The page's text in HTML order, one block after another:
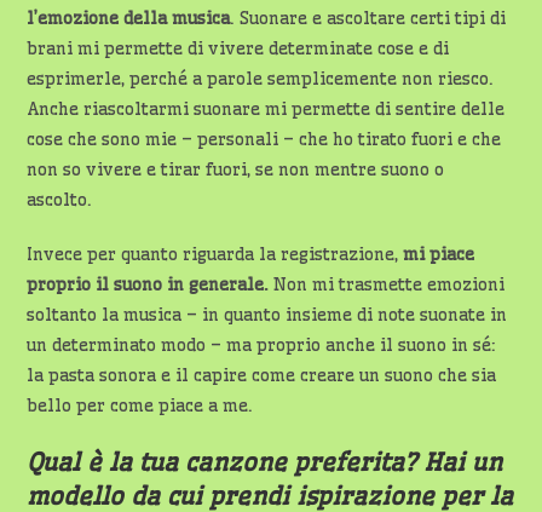
l’emozione della musica. Suonare e ascoltare certi tipi di
brani mi permette di vivere determinate cose e di
esprimerle, perché a parole semplicemente non riesco.
Anche riascoltarmi suonare mi permette di sentire delle
cose che sono mie – personali – che ho tirato fuori e che
non so vivere e tirar fuori, se non mentre suono o
ascolto.
Invece per quanto riguarda la registrazione,mi piace
proprio il suono in generale.Non mi trasmette emozioni
soltanto la musica – in quanto insieme di note suonate in
un determinato modo – ma proprio anche il suono in sé:
la pasta sonora e il capire come creare un suono che sia
bello per come piace a me.
Qual è la tua canzone preferita? Hai un
modello da cui prendi ispirazione per la